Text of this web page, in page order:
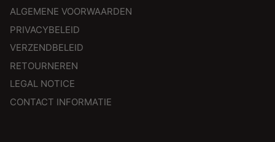
ALGEMENE VOORWAARDEN
PRIVACYBELEID
VERZENDBELEID
RETOURNEREN
LEGAL NOTICE
CONTACT INFORMATIE